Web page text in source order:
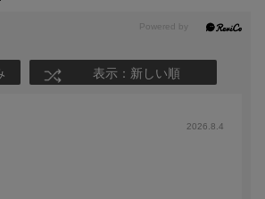
表示：新しい順
2026.8.4